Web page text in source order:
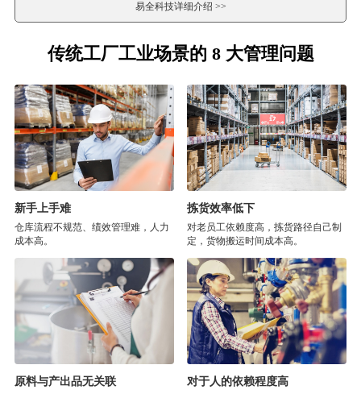
易全科技详细介绍 >>
传统工厂工业场景的 8 大管理问题
新手上手难
仓库流程不规范、绩效管理难，人力
成本高。
拣货效率低下
对老员工依赖度高，拣货路径自己制
定，货物搬运时间成本高。
原料与产出品无关联 对于人的依赖程度高